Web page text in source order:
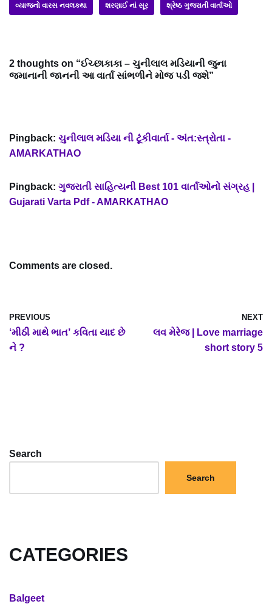
વ્યાજનો વારસ નવલકથા શરણાઈ નાં સૂર શ્રેષ્ઠ ગુજરાતી વાર્તાઓ
2 thoughts on “ઈચ્છાકાકા – ચુનીલાલ મડિયાની જુના
જમાનાની જાનની આ વાર્તા સાંભળીને મોજ પડી જશે”
Pingback: ચુનીલાલ મડિયા ની ટૂંકીવાર્તા - અંત:સ્ત્રોતા -
AMARKATHAO
Pingback: ગુજરાતી સાહિત્યની Best 101 વાર્તાઓનો સંગ્રહ |
Gujarati Varta Pdf - AMARKATHAO
Comments are closed.
PREVIOUS
‘મીઠી માથે ભાત’ કવિતા યાદ છે
ને ?
NEXT
લવ મેરેજ | Love marriage
short story 5
Search
Search
CATEGORIES
Balgeet